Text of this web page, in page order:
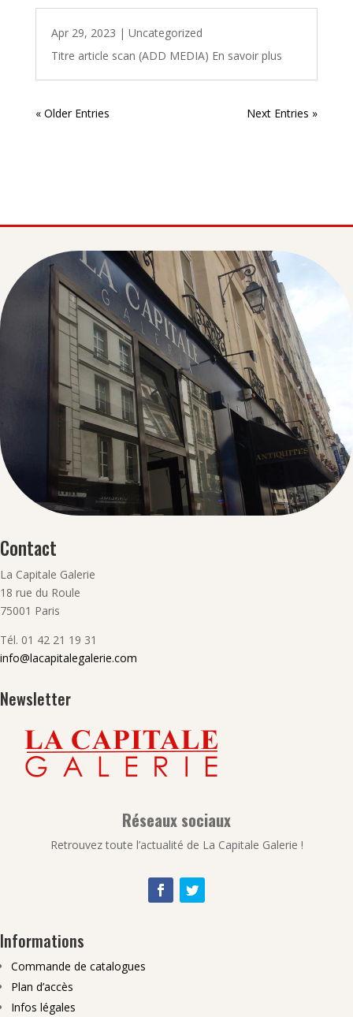
Apr 29, 2023 | Uncategorized
Titre article scan (ADD MEDIA) En savoir plus
« Older Entries Next Entries »
Contact
La Capitale Galerie
18 rue du Roule
75001 Paris
Tél. 01 42 21 19 31
info@lacapitalegalerie.com
Newsletter
Réseaux sociaux
Retrouvez toute l’actualité de La Capitale Galerie !
Informations
Commande de catalogues
Plan d’accès
Infos légales